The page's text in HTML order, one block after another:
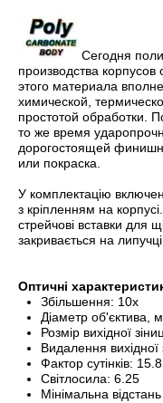
Сегодня
производства
этого материала
химической,
простотой обработки.
то же время
дорогостоящей
или покраска.
У комплектацію
з кріпленням на
стрейчові вставки для
закривається на
Оптичні
Збільшення: 10x
Діаметр об'єктива,
Розмір вихідної
Видалення вихідної
Фактор сутінків:
Світлосила: 6.25
Мінімальна